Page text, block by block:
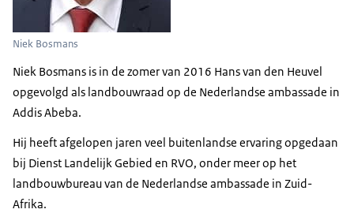
Niek Bosmans
Niek Bosmans is in de zomer van 2016 Hans van den Heuvel
opgevolgd als landbouwraad op de Nederlandse ambassade in
Addis Abeba.
Hij heeft afgelopen jaren veel buitenlandse ervaring opgedaan
bij Dienst Landelijk Gebied en RVO, onder meer op het
landbouwbureau van de Nederlandse ambassade in Zuid-
Afrika.